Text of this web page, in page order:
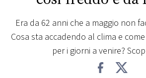
PLAYLIST
Era da 62 anni che a maggio non
Cosa sta accadendo al clima e
per i giorni a venire?